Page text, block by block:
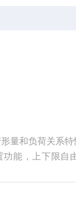
量和负荷关系
能，上下限自
间等，自由设